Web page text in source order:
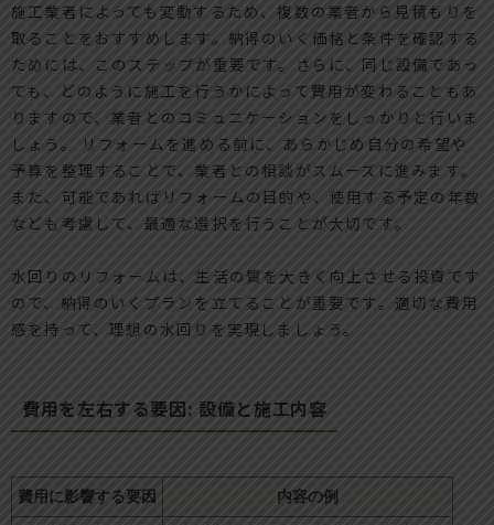
施工業者によっても変動するため、複数の業者から見積もりを
取ることをおすすめします。納得のいく価格と条件を確認する
ためには、このステップが重要です。さらに、同じ設備であっ
ても、どのように施工を行うかによって費用が変わることもあ
りますので、業者とのコミュニケーションをしっかりと行いま
しょう。 リフォームを進める前に、あらかじめ自分の希望や
予算を整理することで、業者との相談がスムーズに進みます。
また、可能であればリフォームの目的や、使用する予定の年数
なども考慮して、最適な選択を行うことが大切です。
水回りのリフォームは、生活の質を大きく向上させる投資です
ので、納得のいくプランを立てることが重要です。適切な費用
感を持って、理想の水回りを実現しましょう。
費用を左右する要因: 設備と施工内容
費用に影響する要因 内容の例